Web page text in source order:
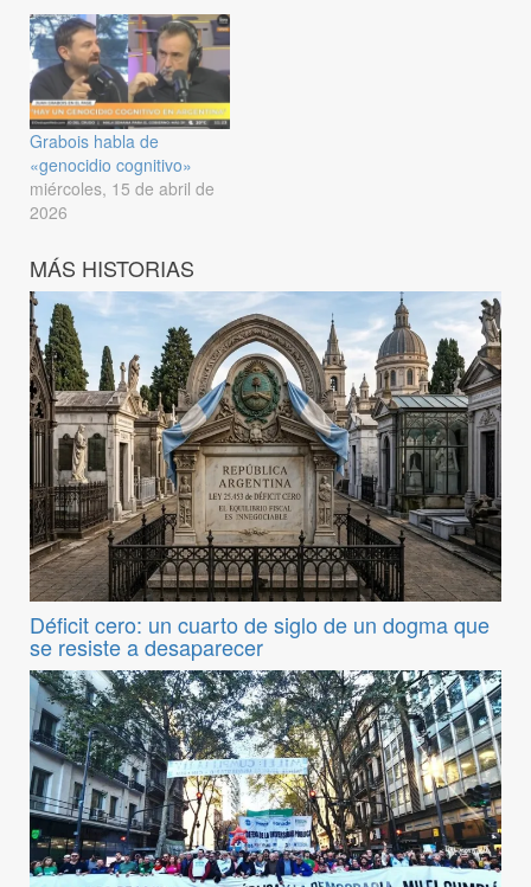
Grabois habla de
«genocidio cognitivo»
miércoles, 15 de abril de
2026
MÁS HISTORIAS
Déficit cero: un cuarto de siglo de un dogma que
se resiste a desaparecer